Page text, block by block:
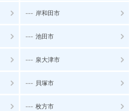
--- 岸和田市
--- 池田市
--- 泉大津市
--- 貝塚市
--- 枚方市